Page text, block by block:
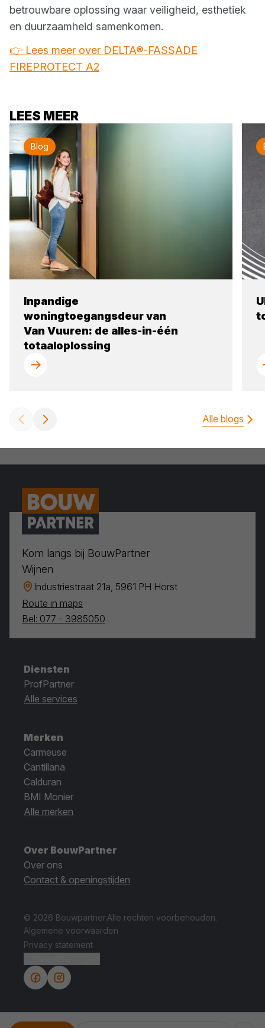
betrouwbare oplossing waar veiligheid, esthetiek
en duurzaamheid samenkomen.
👉 Lees meer over DELTA®-FASSADE
FIREPROTECT A2
LEES MEER
Blog
Inpandige
woningtoegangsdeur van
Van Vuuren: de alles-in-één
totaaloplossing
Alle blogs
Kom langs bij BouwPartner
Wijnen
Industriestraat 21a, 5961 PH Horst
Route in maps
Bel: 077 - 3985050
Diensten
ProfPartner
Alle services
Merken
Carmeuse
Cantillana
Calduran
BMI Monier
Alle merken
Over BouwPartner
Over ons
Contact & openingstijden
© 2026 Bouwpartner.Alle rechten voorbehouden.
Algemene voorwaarden
Privacy statement